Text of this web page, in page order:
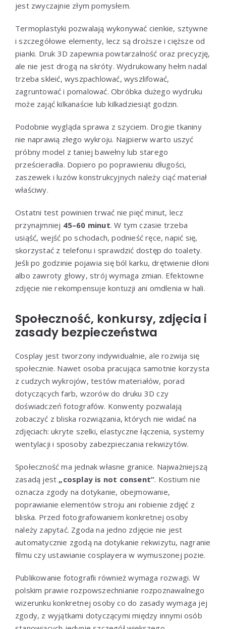
jest zwyczajnie złym pomysłem.
Termoplastyki pozwalają wykonywać cienkie, sztywne
i szczegółowe elementy, lecz są droższe i cięższe od
pianki. Druk 3D zapewnia powtarzalność oraz precyzję,
ale nie jest drogą na skróty. Wydrukowany hełm nadal
trzeba skleić, wyszpachlować, wyszlifować,
zagruntować i pomalować. Obróbka dużego wydruku
może zająć kilkanaście lub kilkadziesiąt godzin.
Podobnie wygląda sprawa z szyciem. Drogie tkaniny
nie naprawią złego wykroju. Najpierw warto uszyć
próbny model z taniej bawełny lub starego
prześcieradła. Dopiero po poprawieniu długości,
zaszewek i luzów konstrukcyjnych należy ciąć materiał
właściwy.
Ostatni test powinien trwać nie pięć minut, lecz
przynajmniej 45–60 minut. W tym czasie trzeba
usiąść, wejść po schodach, podnieść ręce, napić się,
skorzystać z telefonu i sprawdzić dostęp do toalety.
Jeśli po godzinie pojawia się ból karku, drętwienie dłoni
albo zawroty głowy, strój wymaga zmian. Efektowne
zdjęcie nie rekompensuje kontuzji ani omdlenia w hali.
Społeczność, konkursy, zdjęcia i
zasady bezpieczeństwa
Cosplay jest tworzony indywidualnie, ale rozwija się
społecznie. Nawet osoba pracująca samotnie korzysta
z cudzych wykrojów, testów materiałów, porad
dotyczących farb, wzorów do druku 3D czy
doświadczeń fotografów. Konwenty pozwalają
zobaczyć z bliska rozwiązania, których nie widać na
zdjęciach: ukryte szelki, elastyczne łączenia, systemy
wentylacji i sposoby zabezpieczania rekwizytów.
Społeczność ma jednak własne granice. Najważniejszą
zasadą jest „cosplay is not consent”. Kostium nie
oznacza zgody na dotykanie, obejmowanie,
poprawianie elementów stroju ani robienie zdjęć z
bliska. Przed fotografowaniem konkretnej osoby
należy zapytać. Zgoda na jedno zdjęcie nie jest
automatycznie zgodą na dotykanie rekwizytu, nagranie
filmu czy ustawianie cosplayera w wymuszonej pozie.
Publikowanie fotografii również wymaga rozwagi. W
polskim prawie rozpowszechnianie rozpoznawalnego
wizerunku konkretnej osoby co do zasady wymaga jej
zgody, z wyjątkami dotyczącymi między innymi osób